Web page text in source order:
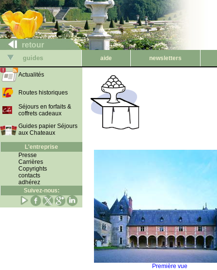
retour
guides aide newsletters
Actualités
Routes historiques
Séjours en forfaits &
coffrets cadeaux
Guides papier Séjours
aux Chateaux
L'entreprise
Presse
Carrières
Copyrights
contacts
adhérez
Suivez-nous:
Première vue